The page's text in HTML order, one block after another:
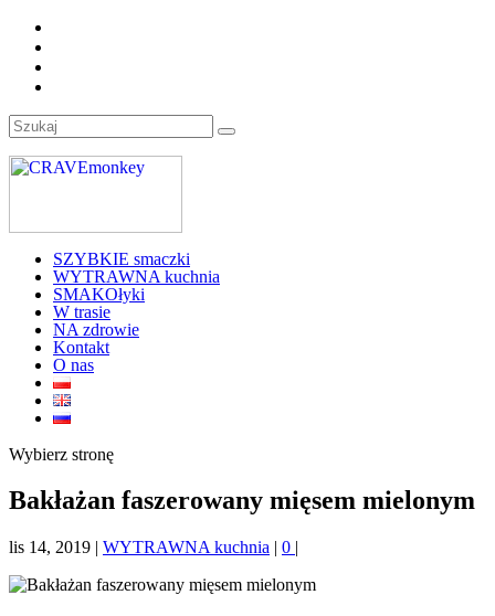
SZYBKIE smaczki
WYTRAWNA kuchnia
SMAKOłyki
W trasie
NA zdrowie
Kontakt
O nas
Wybierz stronę
Bakłażan faszerowany mięsem mielonym
lis 14, 2019 | WYTRAWNA kuchnia | 0 |